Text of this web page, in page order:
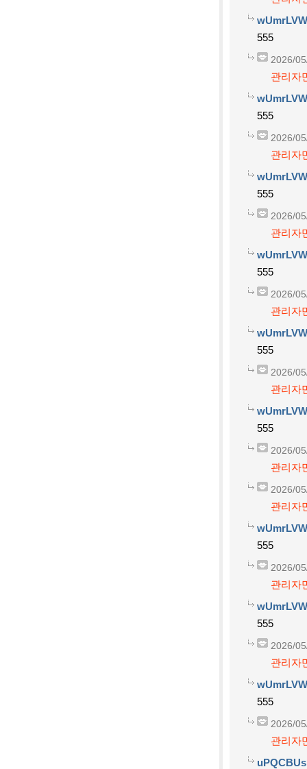
555
2026/
관리자
555
2026/
관리자
555
2026/
관리자
555
2026/
관리자
555
2026/
관리자
555
2026/
관리자
2026/
관리자
555
2026/
관리자
555
2026/
관리자
555
2026/
관리자